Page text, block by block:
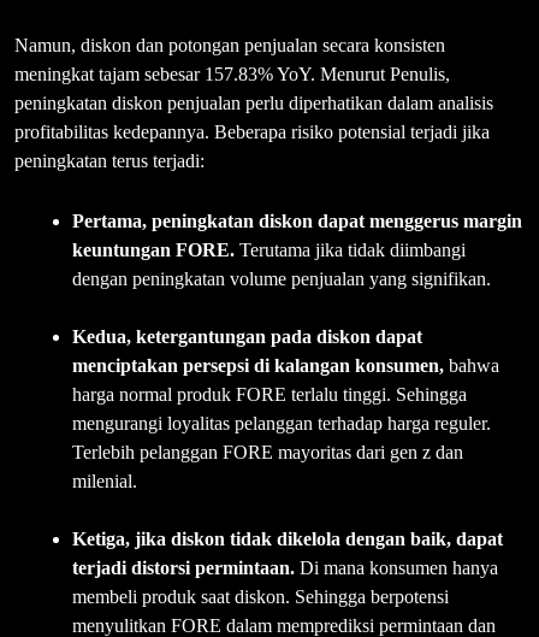
Namun, diskon dan potongan penjualan secara konsisten
meningkat tajam sebesar 157.83% YoY. Menurut Penulis,
peningkatan diskon penjualan perlu diperhatikan dalam analisis
profitabilitas kedepannya. Beberapa risiko potensial terjadi jika
peningkatan terus terjadi:
Pertama, peningkatan diskon dapat menggerus margin
keuntungan FORE. Terutama jika tidak diimbangi
dengan peningkatan volume penjualan yang signifikan.
Kedua, ketergantungan pada diskon dapat
menciptakan persepsi di kalangan konsumen, bahwa
harga normal produk FORE terlalu tinggi. Sehingga
mengurangi loyalitas pelanggan terhadap harga reguler.
Terlebih pelanggan FORE mayoritas dari gen z dan
milenial.
Ketiga, jika diskon tidak dikelola dengan baik, dapat
terjadi distorsi permintaan. Di mana konsumen hanya
membeli produk saat diskon. Sehingga berpotensi
menyulitkan FORE dalam memprediksi permintaan dan